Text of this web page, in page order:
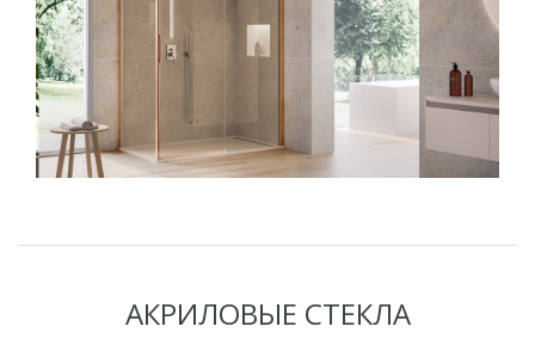
АКРИЛОВЫЕ СТЕКЛА